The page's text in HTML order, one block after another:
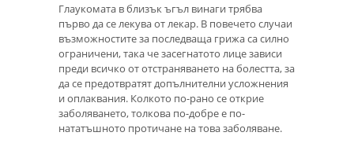
Глаукомата в близък ъгъл винаги трябва
първо да се лекува от лекар. В повечето случаи
възможностите за последваща грижа са силно
ограничени, така че засегнатото лице зависи
преди всичко от отстраняването на болестта, за
да се предотвратят допълнителни усложнения
и оплаквания. Колкото по-рано се открие
заболяването, толкова по-добре е по-
нататъшното протичане на това заболяване.